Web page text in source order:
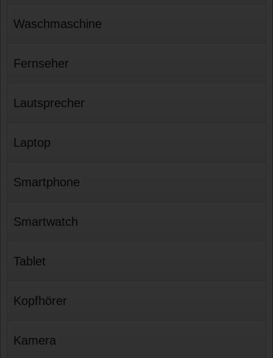
Waschmaschine
Fernseher
Lautsprecher
Laptop
Smartphone
Smartwatch
Tablet
Kopfhörer
Kamera